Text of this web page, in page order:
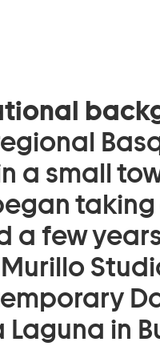
a small
a few
in